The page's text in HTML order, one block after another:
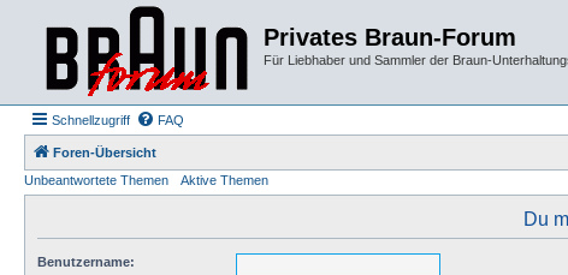
Privates Braun-Forum
Für Liebhaber und Sammler der Braun-
Schnellzugriff FAQ
Foren-Übersicht
Unbeantwortete Themen
Aktive Themen
Du
Benutzername: